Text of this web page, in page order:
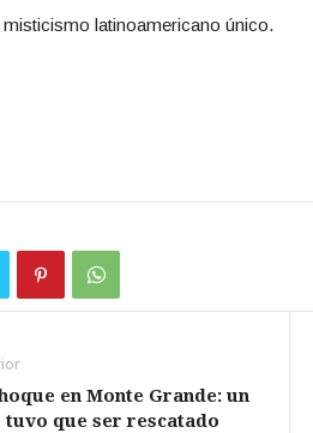
latinoamericano único.
en Monte Grande: un
que ser rescatado